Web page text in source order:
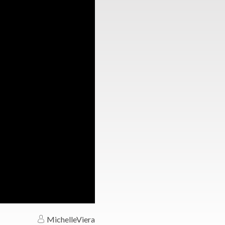
MichelleViera